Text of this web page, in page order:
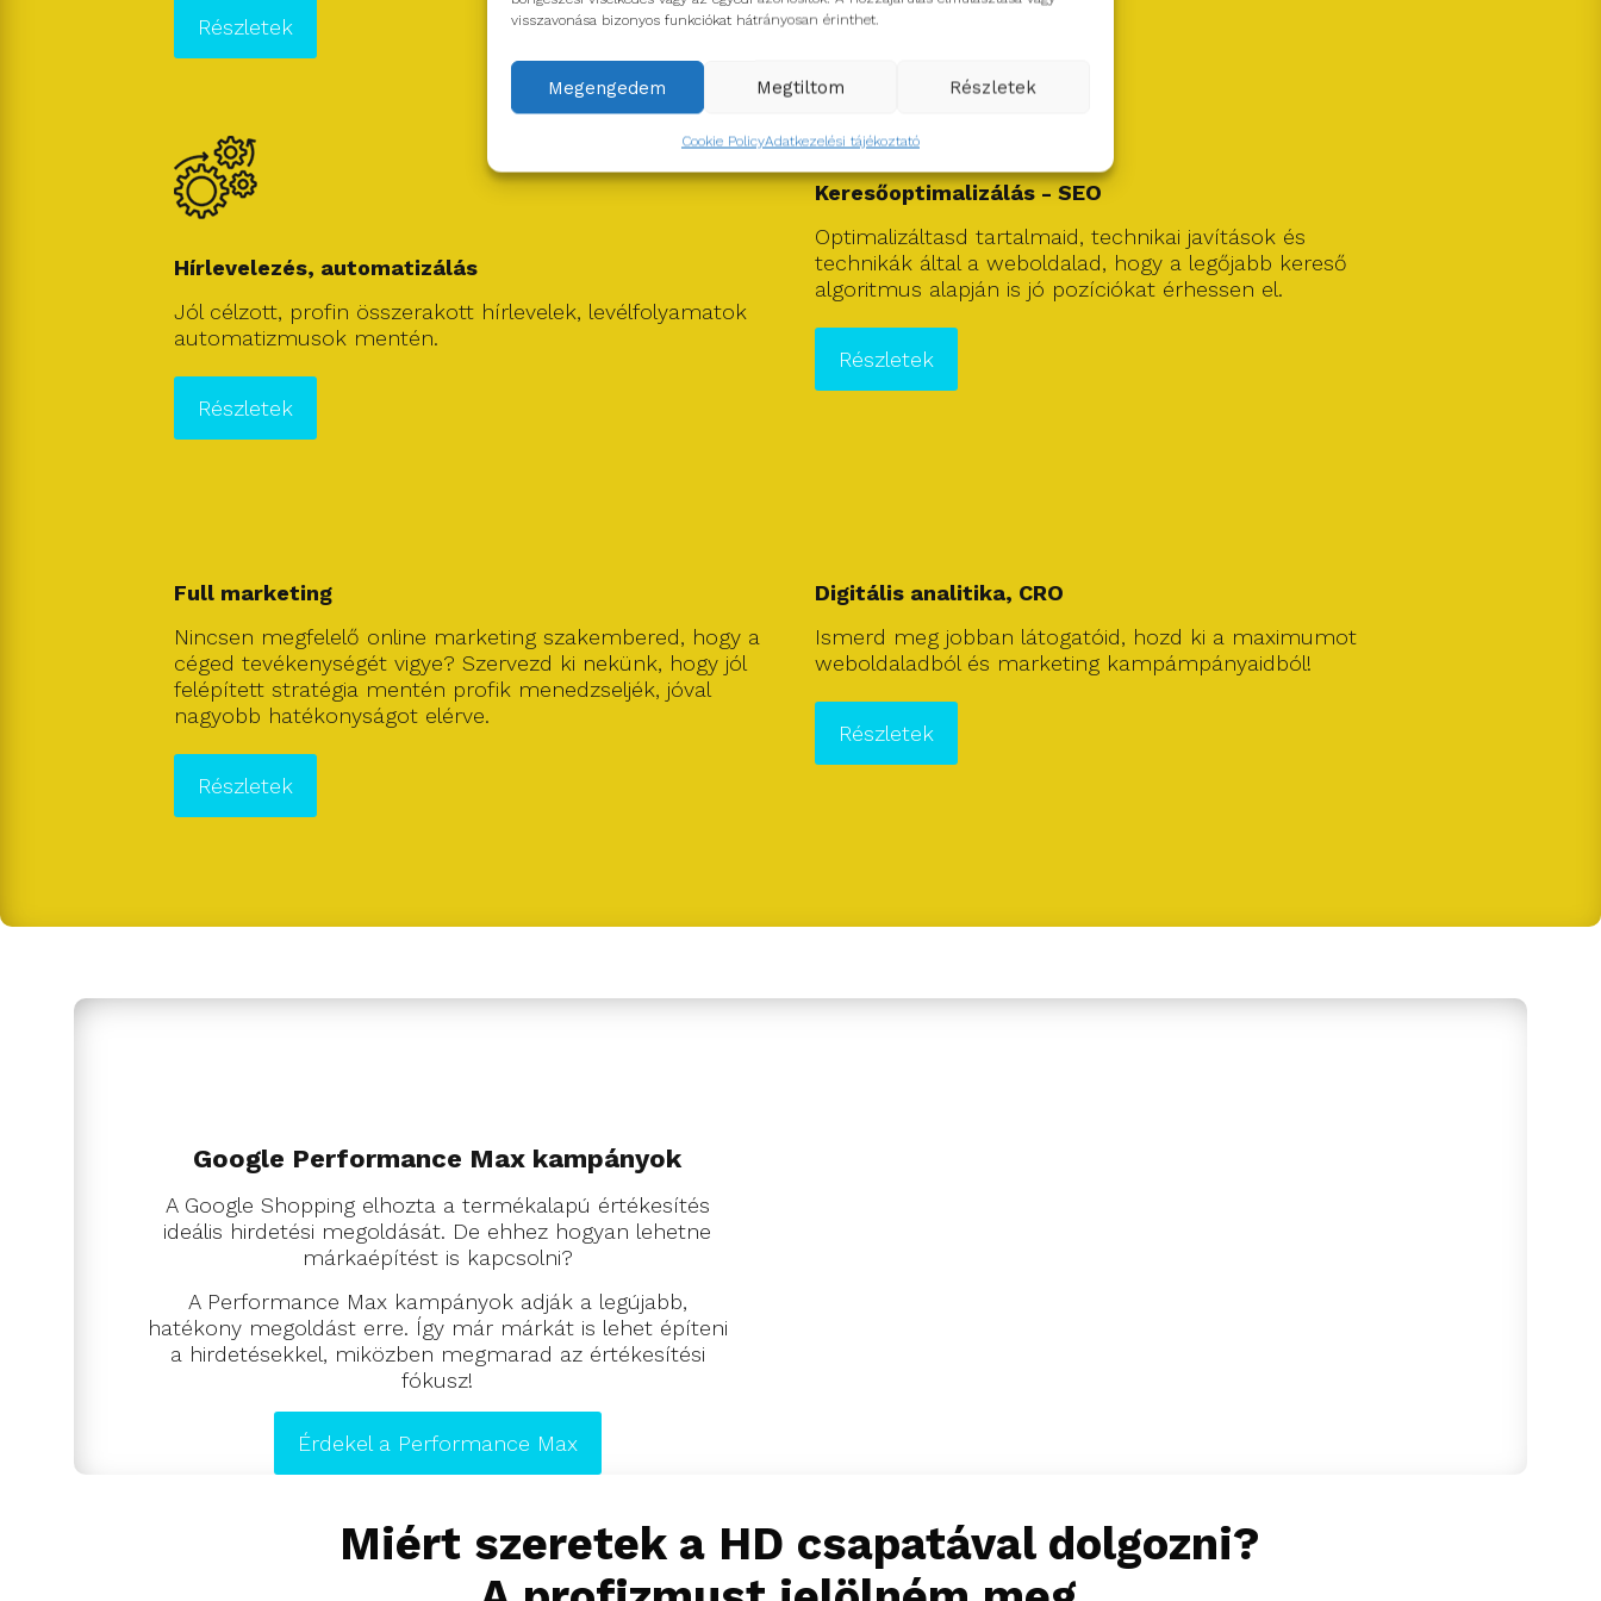
visszavonása bizonyos funkciókat hátrányosan érinthet.
Megengedem Megtiltom Részletek
Cookie PolicyAdatkezelési tájékoztató
Részletek
Hírlevelezés, automatizálás
Jól célzott, profin összerakott hírlevelek, levélfolyamatok
automatizmusok mentén.
Részletek
Keresőoptimalizálás - SEO
Optimalizáltasd tartalmaid, technikai javítások és
technikák által a weboldalad, hogy a legőjabb kereső
algoritmus alapján is jó pozíciókat érhessen el.
Részletek
Full marketing
Nincsen megfelelő online marketing szakembered, hogy a
céged tevékenységét vigye? Szervezd ki nekünk, hogy jól
felépített stratégia mentén profik menedzseljék, jóval
nagyobb hatékonyságot elérve.
Részletek
Digitális analitika, CRO
Ismerd meg jobban látogatóid, hozd ki a maximumot
weboldaladból és marketing kampámpányaidból!
Részletek
Google Performance Max kampányok
A Google Shopping elhozta a termékalapú értékesítés
ideális hirdetési megoldását. De ehhez hogyan lehetne
márkaépítést is kapcsolni?
A Performance Max kampányok adják a legújabb,
hatékony megoldást erre. Így már márkát is lehet építeni
a hirdetésekkel, miközben megmarad az értékesítési
fókusz!
Érdekel a Performance Max
Miért szeretek a HD csapatával dolgozni?